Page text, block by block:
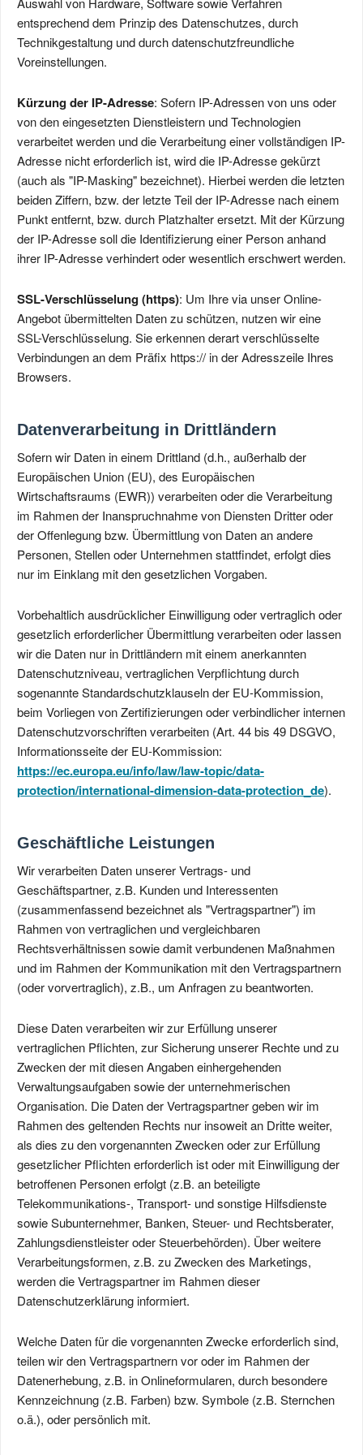
entsprechend dem Prinzip des Datenschutzes, durch
Technikgestaltung und durch datenschutzfreundliche
Voreinstellungen.
Kürzung der IP-Adresse: Sofern IP-Adressen von uns oder
von den eingesetzten Dienstleistern und Technologien
verarbeitet werden und die Verarbeitung einer vollständigen IP-
Adresse nicht erforderlich ist, wird die IP-Adresse gekürzt
(auch als "IP-Masking" bezeichnet). Hierbei werden die letzten
beiden Ziffern, bzw. der letzte Teil der IP-Adresse nach einem
Punkt entfernt, bzw. durch Platzhalter ersetzt. Mit der Kürzung
der IP-Adresse soll die Identifizierung einer Person anhand
ihrer IP-Adresse verhindert oder wesentlich erschwert werden.
SSL-Verschlüsselung (https): Um Ihre via unser Online-
Angebot übermittelten Daten zu schützen, nutzen wir eine
SSL-Verschlüsselung. Sie erkennen derart verschlüsselte
Verbindungen an dem Präfix https:// in der Adresszeile Ihres
Browsers.
Datenverarbeitung in Drittländern
Sofern wir Daten in einem Drittland (d.h., außerhalb der
Europäischen Union (EU), des Europäischen
Wirtschaftsraums (EWR)) verarbeiten oder die Verarbeitung
im Rahmen der Inanspruchnahme von Diensten Dritter oder
der Offenlegung bzw. Übermittlung von Daten an andere
Personen, Stellen oder Unternehmen stattfindet, erfolgt dies
nur im Einklang mit den gesetzlichen Vorgaben.
Vorbehaltlich ausdrücklicher Einwilligung oder vertraglich oder
gesetzlich erforderlicher Übermittlung verarbeiten oder lassen
wir die Daten nur in Drittländern mit einem anerkannten
Datenschutzniveau, vertraglichen Verpflichtung durch
sogenannte Standardschutzklauseln der EU-Kommission,
beim Vorliegen von Zertifizierungen oder verbindlicher internen
Datenschutzvorschriften verarbeiten (Art. 44 bis 49 DSGVO,
Informationsseite der EU-Kommission:
https://ec.europa.eu/info/law/law-topic/data-
protection/international-dimension-data-protection_de).
Geschäftliche Leistungen
Wir verarbeiten Daten unserer Vertrags- und
Geschäftspartner, z.B. Kunden und Interessenten
(zusammenfassend bezeichnet als "Vertragspartner") im
Rahmen von vertraglichen und vergleichbaren
Rechtsverhältnissen sowie damit verbundenen Maßnahmen
und im Rahmen der Kommunikation mit den Vertragspartnern
(oder vorvertraglich), z.B., um Anfragen zu beantworten.
Diese Daten verarbeiten wir zur Erfüllung unserer
vertraglichen Pflichten, zur Sicherung unserer Rechte und zu
Zwecken der mit diesen Angaben einhergehenden
Verwaltungsaufgaben sowie der unternehmerischen
Organisation. Die Daten der Vertragspartner geben wir im
Rahmen des geltenden Rechts nur insoweit an Dritte weiter,
als dies zu den vorgenannten Zwecken oder zur Erfüllung
gesetzlicher Pflichten erforderlich ist oder mit Einwilligung der
betroffenen Personen erfolgt (z.B. an beteiligte
Telekommunikations-, Transport- und sonstige Hilfsdienste
sowie Subunternehmer, Banken, Steuer- und Rechtsberater,
Zahlungsdienstleister oder Steuerbehörden). Über weitere
Verarbeitungsformen, z.B. zu Zwecken des Marketings,
werden die Vertragspartner im Rahmen dieser
Datenschutzerklärung informiert.
Welche Daten für die vorgenannten Zwecke erforderlich sind,
teilen wir den Vertragspartnern vor oder im Rahmen der
Datenerhebung, z.B. in Onlineformularen, durch besondere
Kennzeichnung (z.B. Farben) bzw. Symbole (z.B. Sternchen
o.ä.), oder persönlich mit.